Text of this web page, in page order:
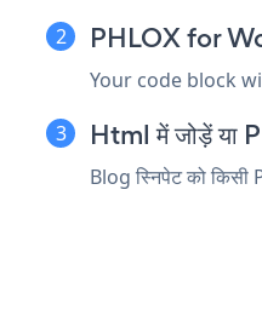
PHLOX for
Your code block
Html में जोड़ें या
Blog स्निपेट को किसी